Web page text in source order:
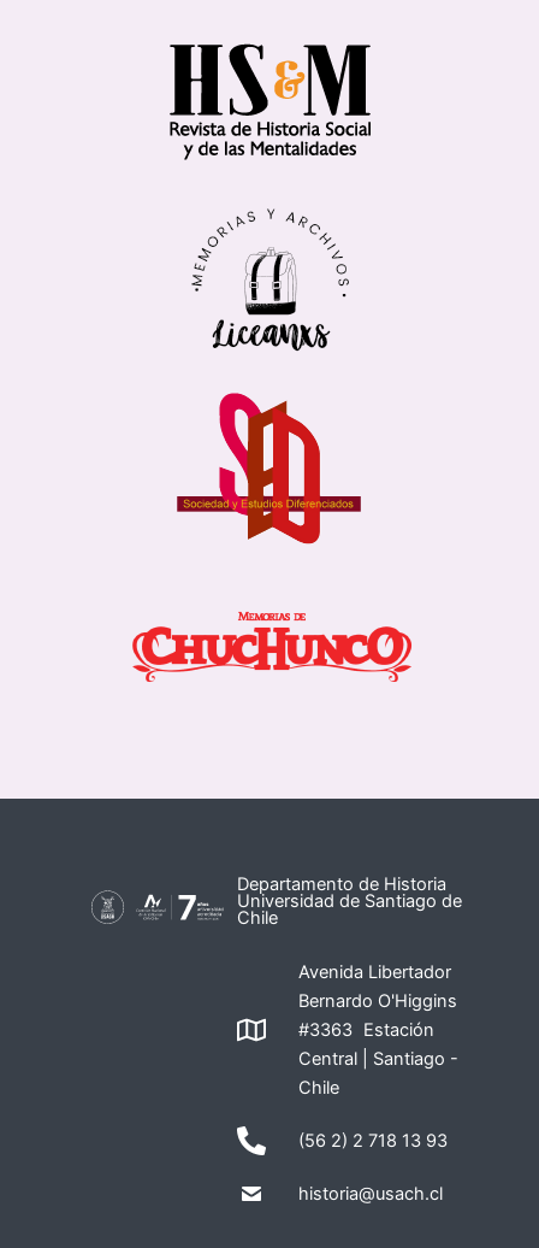
Departamento de Historia
Universidad de Santiago de
Chile
Avenida Libertador
Bernardo O'Higgins
#3363 Estación
Central | Santiago -
Chile
(56 2) 2 718 13 93
historia@usach.cl